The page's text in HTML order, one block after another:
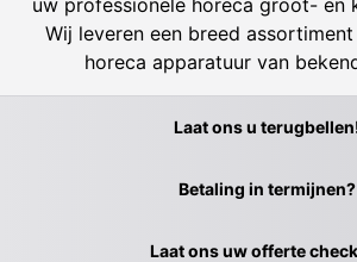
uw professionele horeca groot- en
Wij leveren een breed
horeca apparatuur van
Laat ons u
Betaling in termijnen?
Laat ons uw offerte